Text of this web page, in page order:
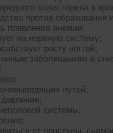
холестерина в
против образования
появления анемии;
на нервную систему;
росту ногтей;
заболеваниям и
путей;
системы;
от простуды,